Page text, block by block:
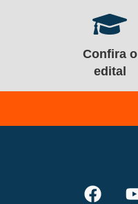
Confira o
edital